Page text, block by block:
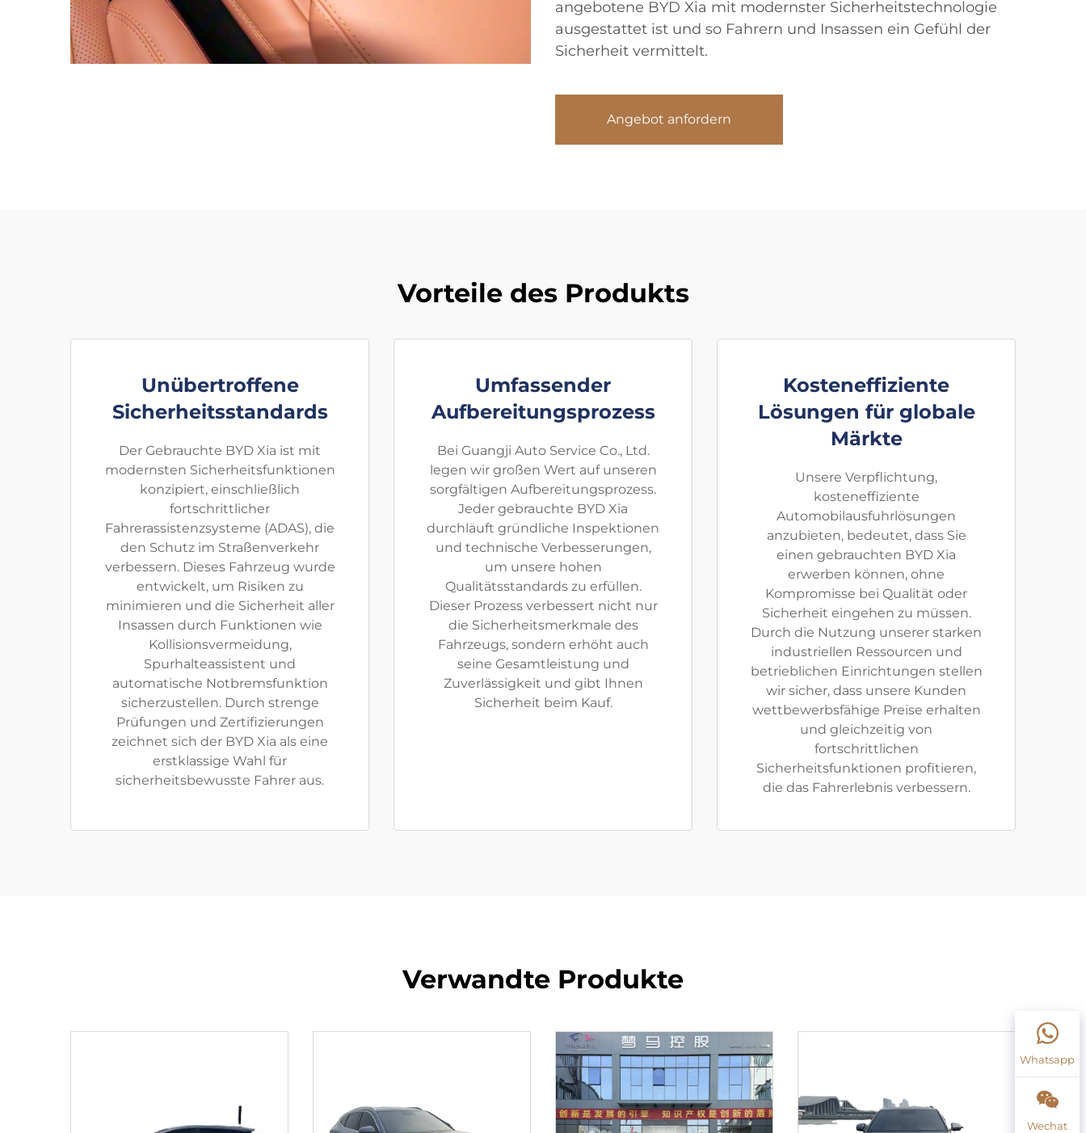
angebotene BYD Xia mit modernster Sicherheitstechnologie
ausgestattet ist und so Fahrern und Insassen ein Gefühl der
Sicherheit vermittelt.
Angebot anfordern
Vorteile des Produkts
Unübertroffene
Sicherheitsstandards
Der Gebrauchte BYD Xia ist mit
modernsten Sicherheitsfunktionen
konzipiert, einschließlich
fortschrittlicher
Fahrerassistenzsysteme (ADAS), die
den Schutz im Straßenverkehr
verbessern. Dieses Fahrzeug wurde
entwickelt, um Risiken zu
minimieren und die Sicherheit aller
Insassen durch Funktionen wie
Kollisionsvermeidung,
Spurhalteassistent und
automatische Notbremsfunktion
sicherzustellen. Durch strenge
Prüfungen und Zertifizierungen
zeichnet sich der BYD Xia als eine
erstklassige Wahl für
sicherheitsbewusste Fahrer aus.
Umfassender
Aufbereitungsprozess
Bei Guangji Auto Service Co., Ltd.
legen wir großen Wert auf unseren
sorgfältigen Aufbereitungsprozess.
Jeder gebrauchte BYD Xia
durchläuft gründliche Inspektionen
und technische Verbesserungen,
um unsere hohen
Qualitätsstandards zu erfüllen.
Dieser Prozess verbessert nicht nur
die Sicherheitsmerkmale des
Fahrzeugs, sondern erhöht auch
seine Gesamtleistung und
Zuverlässigkeit und gibt Ihnen
Sicherheit beim Kauf.
Kosteneffiziente
Lösungen für globale
Märkte
Unsere Verpflichtung,
kosteneffiziente
Automobilausfuhrlösungen
anzubieten, bedeutet, dass Sie
einen gebrauchten BYD Xia
erwerben können, ohne
Kompromisse bei Qualität oder
Sicherheit eingehen zu müssen.
Durch die Nutzung unserer starken
industriellen Ressourcen und
betrieblichen Einrichtungen stellen
wir sicher, dass unsere Kunden
wettbewerbsfähige Preise erhalten
und gleichzeitig von
fortschrittlichen
Sicherheitsfunktionen profitieren,
die das Fahrerlebnis verbessern.
Verwandte Produkte
Whatsapp
Wechat